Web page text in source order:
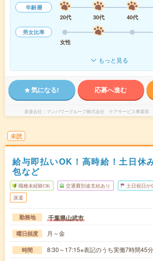
年齢層
20代
30代 40代
男女比率
女性
もっと見る
気になる! 応募へ進む
派遣会社 マンパワーグループ株式会社 ケアサービス事業部
未読
給与即払いOK！高時給！土日休
包など
職種未経験OK 交通費別途支給あり 土日祝日が
派遣
勤務地 千葉県山武市
曜日頻度 月～金
時間 8:30～17:15※表記のうち実働7時間45分